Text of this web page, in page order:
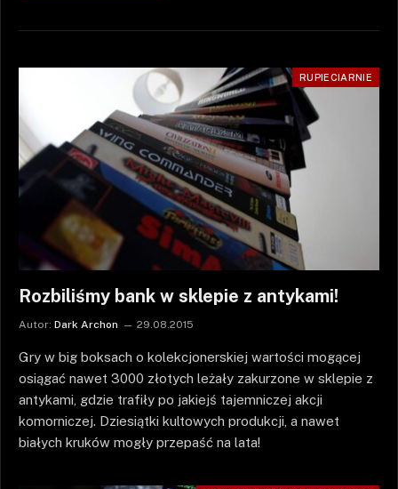
RUPIECIARNIE
Rozbiliśmy bank w sklepie z antykami!
Autor: Dark Archon 29.08.2015
Gry w big boksach o kolekcjonerskiej wartości mogącej
osiągać nawet 3000 złotych leżały zakurzone w sklepie z
antykami, gdzie trafiły po jakiejś tajemniczej akcji
komorniczej. Dziesiątki kultowych produkcji, a nawet
białych kruków mogły przepaść na lata!